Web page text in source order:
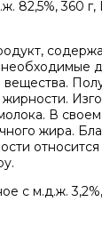
В
жира.